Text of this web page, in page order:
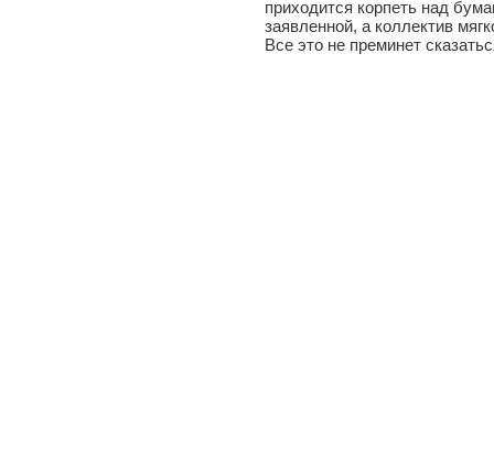
приходится корпеть над
заявленной, а коллектив
Все это не преминет